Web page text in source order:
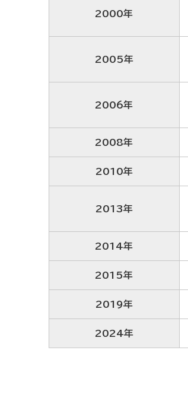
2000年
2005年
2006年
2008年
2010年
2013年
2014年
2015年
2019年
2024年